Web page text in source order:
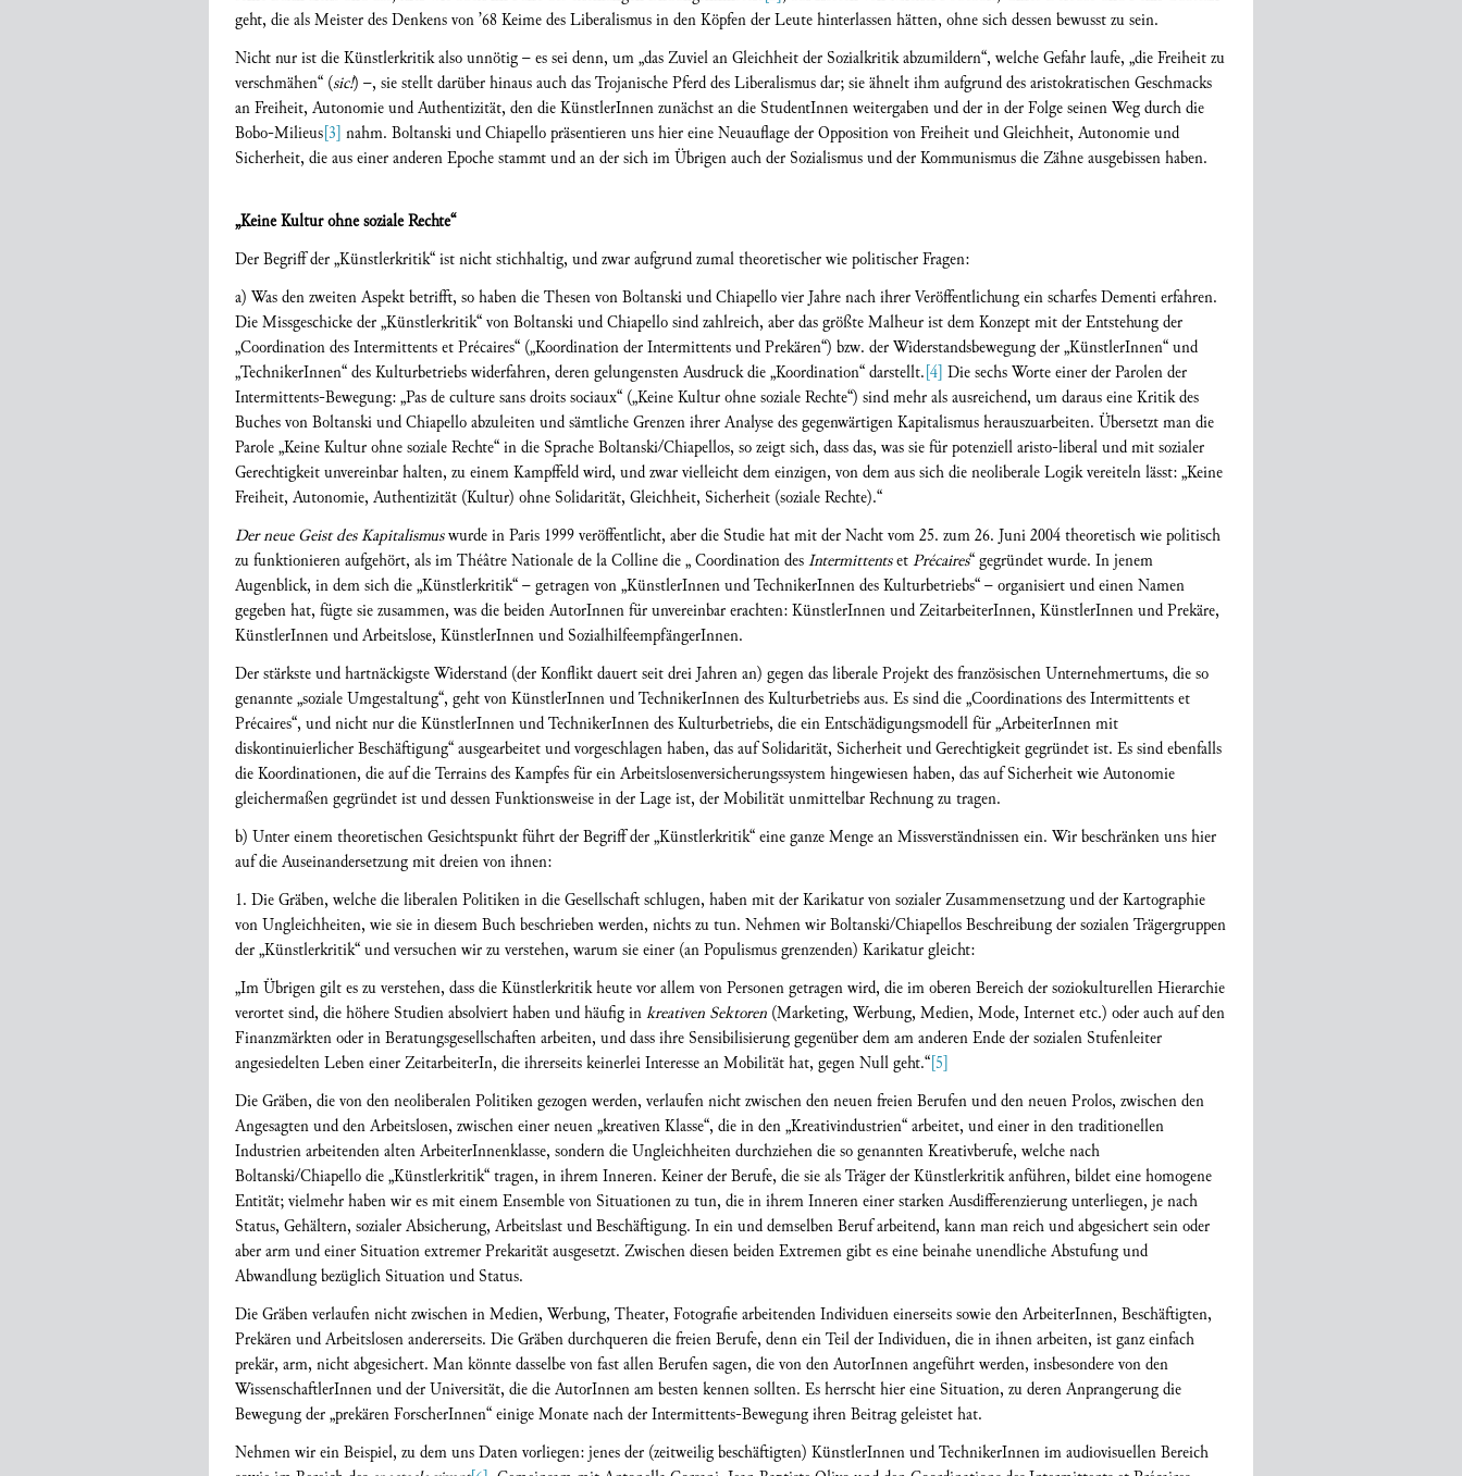
geht, die als Meister des Denkens von ’68 Keime des Liberalismus in den Köpfen der Leute hinterlassen hätten, ohne sich dessen bewusst zu sein.
Nicht nur ist die Künstlerkritik also unnötig – es sei denn, um „das Zuviel an Gleichheit der Sozialkritik abzumildern“, welche Gefahr laufe, „die Freiheit zu
verschmähen“ (sic!) –, sie stellt darüber hinaus auch das Trojanische Pferd des Liberalismus dar; sie ähnelt ihm aufgrund des aristokratischen Geschmacks
an Freiheit, Autonomie und Authentizität, den die KünstlerInnen zunächst an die StudentInnen weitergaben und der in der Folge seinen Weg durch die
Bobo-Milieus[3] nahm. Boltanski und Chiapello präsentieren uns hier eine Neuauflage der Opposition von Freiheit und Gleichheit, Autonomie und
Sicherheit, die aus einer anderen Epoche stammt und an der sich im Übrigen auch der Sozialismus und der Kommunismus die Zähne ausgebissen haben.
„Keine Kultur ohne soziale Rechte“
Der Begriff der „Künstlerkritik“ ist nicht stichhaltig, und zwar aufgrund zumal theoretischer wie politischer Fragen:
a) Was den zweiten Aspekt betrifft, so haben die Thesen von Boltanski und Chiapello vier Jahre nach ihrer Veröffentlichung ein scharfes Dementi erfahren.
Die Missgeschicke der „Künstlerkritik“ von Boltanski und Chiapello sind zahlreich, aber das größte Malheur ist dem Konzept mit der Entstehung der
„Coordination des Intermittents et Précaires“ („Koordination der Intermittents und Prekären“) bzw. der Widerstandsbewegung der „KünstlerInnen“ und
„TechnikerInnen“ des Kulturbetriebs widerfahren, deren gelungensten Ausdruck die „Koordination“ darstellt.[4] Die sechs Worte einer der Parolen der
Intermittents-Bewegung: „Pas de culture sans droits sociaux“ („Keine Kultur ohne soziale Rechte“) sind mehr als ausreichend, um daraus eine Kritik des
Buches von Boltanski und Chiapello abzuleiten und sämtliche Grenzen ihrer Analyse des gegenwärtigen Kapitalismus herauszuarbeiten. Übersetzt man die
Parole „Keine Kultur ohne soziale Rechte“ in die Sprache Boltanski/Chiapellos, so zeigt sich, dass das, was sie für potenziell aristo-liberal und mit sozialer
Gerechtigkeit unvereinbar halten, zu einem Kampffeld wird, und zwar vielleicht dem einzigen, von dem aus sich die neoliberale Logik vereiteln lässt: „Keine
Freiheit, Autonomie, Authentizität (Kultur) ohne Solidarität, Gleichheit, Sicherheit (soziale Rechte).“
Der neue Geist des Kapitalismuswurde in Paris 1999 veröffentlicht, aber die Studie hat mit der Nacht vom 25. zum 26. Juni 2004 theoretisch wie politisch
zu funktionieren aufgehört, als im Théâtre Nationale de la Colline die „ Coordination desIntermittentsetPrécaires“ gegründet wurde. In jenem
Augenblick, in dem sich die „Künstlerkritik“ – getragen von „KünstlerInnen und TechnikerInnen des Kulturbetriebs“ – organisiert und einen Namen
gegeben hat, fügte sie zusammen, was die beiden AutorInnen für unvereinbar erachten: KünstlerInnen und ZeitarbeiterInnen, KünstlerInnen und Prekäre,
KünstlerInnen und Arbeitslose, KünstlerInnen und SozialhilfeempfängerInnen.
Der stärkste und hartnäckigste Widerstand (der Konflikt dauert seit drei Jahren an) gegen das liberale Projekt des französischen Unternehmertums, die so
genannte „soziale Umgestaltung“, geht von KünstlerInnen und TechnikerInnen des Kulturbetriebs aus. Es sind die „Coordinations des Intermittents et
Précaires“, und nicht nur die KünstlerInnen und TechnikerInnen des Kulturbetriebs, die ein Entschädigungsmodell für „ArbeiterInnen mit
diskontinuierlicher Beschäftigung“ ausgearbeitet und vorgeschlagen haben, das auf Solidarität, Sicherheit und Gerechtigkeit gegründet ist. Es sind ebenfalls
die Koordinationen, die auf die Terrains des Kampfes für ein Arbeitslosenversicherungssystem hingewiesen haben, das auf Sicherheit wie Autonomie
gleichermaßen gegründet ist und dessen Funktionsweise in der Lage ist, der Mobilität unmittelbar Rechnung zu tragen.
b) Unter einem theoretischen Gesichtspunkt führt der Begriff der „Künstlerkritik“ eine ganze Menge an Missverständnissen ein. Wir beschränken uns hier
auf die Auseinandersetzung mit dreien von ihnen:
1. Die Gräben, welche die liberalen Politiken in die Gesellschaft schlugen, haben mit der Karikatur von sozialer Zusammensetzung und der Kartographie
von Ungleichheiten, wie sie in diesem Buch beschrieben werden, nichts zu tun. Nehmen wir Boltanski/Chiapellos Beschreibung der sozialen Trägergruppen
der „Künstlerkritik“ und versuchen wir zu verstehen, warum sie einer (an Populismus grenzenden) Karikatur gleicht:
„Im Übrigen gilt es zu verstehen, dass die Künstlerkritik heute vor allem von Personen getragen wird, die im oberen Bereich der soziokulturellen Hierarchie
verortet sind, die höhere Studien absolviert haben und häufig inkreativen Sektoren (Marketing, Werbung, Medien, Mode, Internet etc.) oder auch auf den
Finanzmärkten oder in Beratungsgesellschaften arbeiten, und dass ihre Sensibilisierung gegenüber dem am anderen Ende der sozialen Stufenleiter
angesiedelten Leben einer ZeitarbeiterIn, die ihrerseits keinerlei Interesse an Mobilität hat, gegen Null geht.“[5]
Die Gräben, die von den neoliberalen Politiken gezogen werden, verlaufen nicht zwischen den neuen freien Berufen und den neuen Prolos, zwischen den
Angesagten und den Arbeitslosen, zwischen einer neuen „kreativen Klasse“, die in den „Kreativindustrien“ arbeitet, und einer in den traditionellen
Industrien arbeitenden alten ArbeiterInnenklasse, sondern die Ungleichheiten durchziehen die so genannten Kreativberufe, welche nach
Boltanski/Chiapello die „Künstlerkritik“ tragen, in ihrem Inneren. Keiner der Berufe, die sie als Träger der Künstlerkritik anführen, bildet eine homogene
Entität; vielmehr haben wir es mit einem Ensemble von Situationen zu tun, die in ihrem Inneren einer starken Ausdifferenzierung unterliegen, je nach
Status, Gehältern, sozialer Absicherung, Arbeitslast und Beschäftigung. In ein und demselben Beruf arbeitend, kann man reich und abgesichert sein oder
aber arm und einer Situation extremer Prekarität ausgesetzt. Zwischen diesen beiden Extremen gibt es eine beinahe unendliche Abstufung und
Abwandlung bezüglich Situation und Status.
Die Gräben verlaufen nicht zwischen in Medien, Werbung, Theater, Fotografie arbeitenden Individuen einerseits sowie den ArbeiterInnen, Beschäftigten,
Prekären und Arbeitslosen andererseits. Die Gräben durchqueren die freien Berufe, denn ein Teil der Individuen, die in ihnen arbeiten, ist ganz einfach
prekär, arm, nicht abgesichert. Man könnte dasselbe von fast allen Berufen sagen, die von den AutorInnen angeführt werden, insbesondere von den
WissenschaftlerInnen und der Universität, die die AutorInnen am besten kennen sollten. Es herrscht hier eine Situation, zu deren Anprangerung die
Bewegung der „prekären ForscherInnen“ einige Monate nach der Intermittents-Bewegung ihren Beitrag geleistet hat.
Nehmen wir ein Beispiel, zu dem uns Daten vorliegen: jenes der (zeitweilig beschäftigten) KünstlerInnen und TechnikerInnen im audiovisuellen Bereich